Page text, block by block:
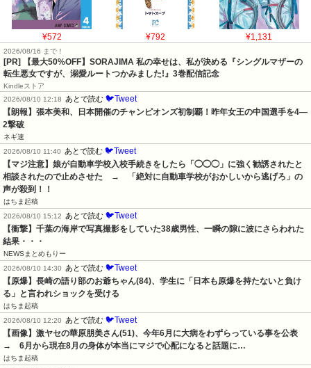
¥572 ¥792 ¥1,131
2026/08/16 まで！
[PR] 【最大50%OFF】SORAJIMA 私の幸せは、私が決める『シングルマザーの
転生悪女ですが、溺愛ルートつかみました!』3巻配信記念
Kindleストア
2026/08/10 12:18
あとで読む 🐦Tweet
【朗報】張本美和、日本開催のチャンピオンズ初制覇！昨年女王の中国選手を4―
2撃破
ネギ速
2026/08/10 11:40
あとで読む 🐦Tweet
【マジ注意】娘が自動車学校入校手続きをしたら「◯◯◯」に強く勧誘されたと
相談されたので止めさせた　→　「絶対に自動車学校がおかしいから逃げろ」の
声が殺到！！
はちま起稿
2026/08/10 15:12
あとで読む 🐦Tweet
【衝撃】千葉の海岸で写真撮影をしていた38歳男性、一瞬の隙に波にさらわれた
結果・・・
NEWSまとめもりー
2026/08/10 14:30
あとで読む 🐦Tweet
【原爆】長崎の語り部のお爺ちゃん(84)、学生に「日本も原爆を持たないと負け
る」と言われショックを受ける
はちま起稿
2026/08/10 12:20
あとで読む 🐦Tweet
【画像】激ヤセの華原朋美さん(51)、今年6月に大病をわずらっている事を公表
→　6月から現在8月の身体が本当にマジで心配になると話題に…
はちま起稿